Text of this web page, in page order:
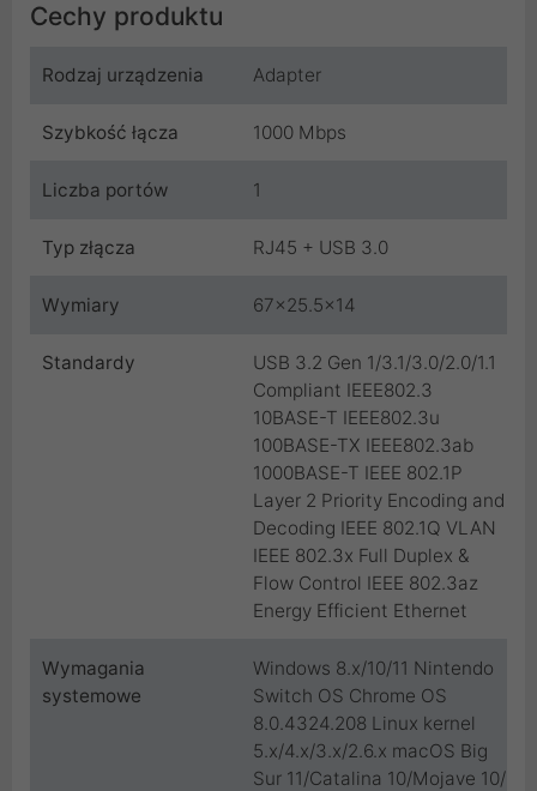
Cechy produktu
Rodzaj urządzenia Adapter
Szybkość łącza 1000 Mbps
Liczba portów 1
Typ złącza RJ45 + USB 3.0
Wymiary 67x25.5x14
Standardy
USB 3.2 Gen 1/3.1/3.0/2.0/1.1
Compliant IEEE802.3
10BASE-T IEEE802.3u
100BASE-TX IEEE802.3ab
1000BASE-T IEEE 802.1P
Layer 2 Priority Encoding and
Decoding IEEE 802.1Q VLAN
IEEE 802.3x Full Duplex &
Flow Control IEEE 802.3az
Energy Efficient Ethernet
Wymagania
systemowe
Windows 8.x/10/11 Nintendo
Switch OS Chrome OS
8.0.4324.208 Linux kernel
5.x/4.x/3.x/2.6.x macOS Big
Sur 11/Catalina 10/Mojave 10/